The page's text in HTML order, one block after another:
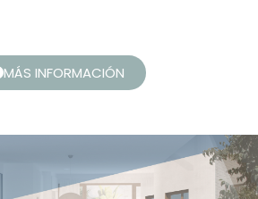
MÁS INFORMACIÓN